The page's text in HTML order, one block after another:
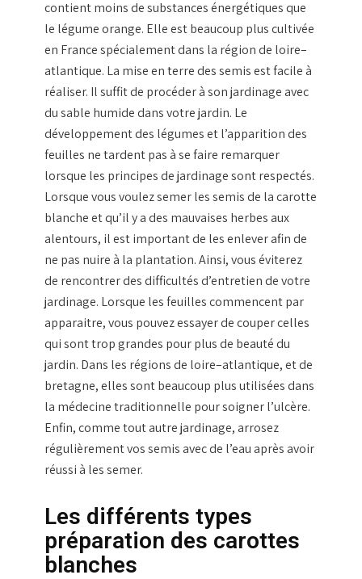
contient moins de substances énergétiques que
le légumeorange. Elle est beaucoup plus cultivée
en France spécialement dans la région de loire–
atlantique. La mise enterredessemisest facile à
réaliser. Il suffit de procéder à sonjardinageavec
du sable humide dans votrejardin. Le
développement des légumeset l’apparition des
feuilles ne tardent pas à se faire remarquer
lorsque les principes dejardinagesont respectés.
Lorsque vous voulezsemerlessemisde lacarotte
blancheet qu’il y a des mauvaises herbes aux
alentours, il est important de les enlever afin de
ne pas nuire à la plantation. Ainsi, vous éviterez
de rencontrer des difficultés d’entretien de votre
jardinage. Lorsque lesfeuillescommencent par
apparaitre, vous pouvez essayer de couper celles
qui sont trop grandes pour plus de beauté du
jardin. Dans les régions de loire–atlantique, et de
bretagne, elles sont beaucoup plus utilisées dans
la médecine traditionnelle pour soigner l’ulcère.
Enfin, comme tout autrejardinage, arrosez
régulièrement vossemisavec de l’eauaprès avoir
réussi à lessemer.
Les différents types
préparation des carottes
blanches